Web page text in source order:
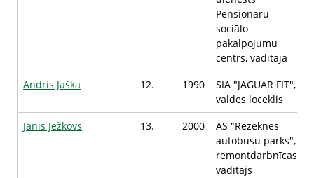
Pensionāru
sociālo
pakalpojumu
centrs, vadītāja
Andris Jaška
12. 1990
SIA "JAGUAR FIT",
valdes loceklis
Jānis Ježkovs
13. 2000
AS "Rēzeknes
autobusu parks",
remontdarbnīcas
vadītājs